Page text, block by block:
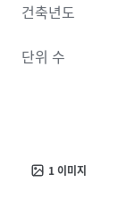
건축년도
단위 수
1이미지